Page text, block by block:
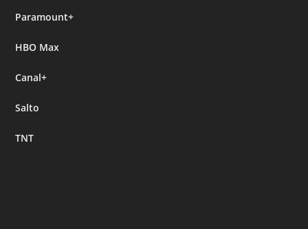
Paramount+
HBO Max
Canal+
Salto
TNT